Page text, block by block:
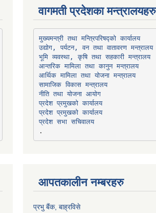
वागमती प्रदेशका मन्त्रालयहरु
मुख्यमन्त्री तथा मन्त्रिपरिषद्को कार्यालय
उद्योग, पर्यटन, वन तथा वातावरण मन्त्रालय
भूमि व्यवस्था, कृषि तथा सहकारी मन्त्रालय
आन्तरिक मामिला तथा कानुन मन्त्रालय
आर्थिक मामिला तथा योजना मन्त्रालय
सामाजिक विकास मन्त्रालय
नीति तथा योजना आयोग
प्रदेश प्रमुखको कार्यालय
प्रदेश प्रमुखको कार्यालय
प्रदेश सभा सचिवालय
आपतकालीन नम्बरहरु
प्रभु बैंक, बाह्रविसे